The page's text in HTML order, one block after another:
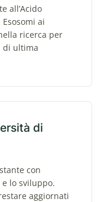
all’Acido
ai
ricerca per
di ultima
di
con
e lo sviluppo.
aggiornati